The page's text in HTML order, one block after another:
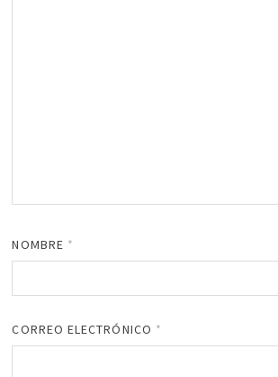
NOMBRE *
CORREO ELECTRÓNICO *